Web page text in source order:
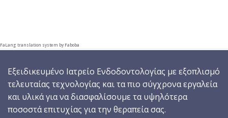
FaLang translation system by Faboba
Eξειδικευμένο Ιατρείο Ενδοδοντολογίας με εξοπλισμό
τελευταίας τεχνολογίας και τα πιο σύγχρονα εργαλεία
και υλικά για να διασφαλίσουμε τα υψηλότερα
ποσοστά επιτυχίας για την θεραπεία σας.